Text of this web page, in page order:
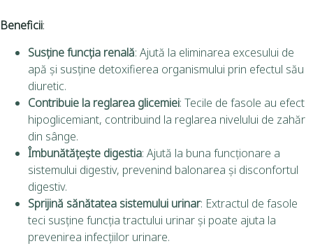
Beneficii:
Susține funcția renală: Ajută la eliminarea excesului de
apă și susține detoxifierea organismului prin efectul său
diuretic.
Contribuie la reglarea glicemiei: Tecile de fasole au efect
hipoglicemiant, contribuind la reglarea nivelului de zahăr
din sânge.
Îmbunătățește digestia: Ajută la buna funcționare a
sistemului digestiv, prevenind balonarea și disconfortul
digestiv.
Sprijină sănătatea sistemului urinar: Extractul de fasole
teci susține funcția tractului urinar și poate ajuta la
prevenirea infecțiilor urinare.